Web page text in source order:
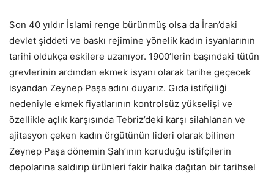
Son 40 yıldır İslami renge bürünmüş olsa da İran’daki
devlet şiddeti ve baskı rejimine yönelik kadın isyanlarının
tarihi oldukça eskilere uzanıyor. 1900’lerin başındaki tütün
grevlerinin ardından ekmek isyanı olarak tarihe geçecek
isyandan Zeynep Paşa adını duyarız. Gıda istifçiliği
nedeniyle ekmek fiyatlarının kontrolsüz yükselişi ve
özellikle açlık karşısında Tebriz’deki karşı silahlanan ve
ajitasyon çeken kadın örgütünün lideri olarak bilinen
Zeynep Paşa dönemin Şah’ının koruduğu istifçilerin
depolarına saldırıp ürünleri fakir halka dağıtan bir tarihsel